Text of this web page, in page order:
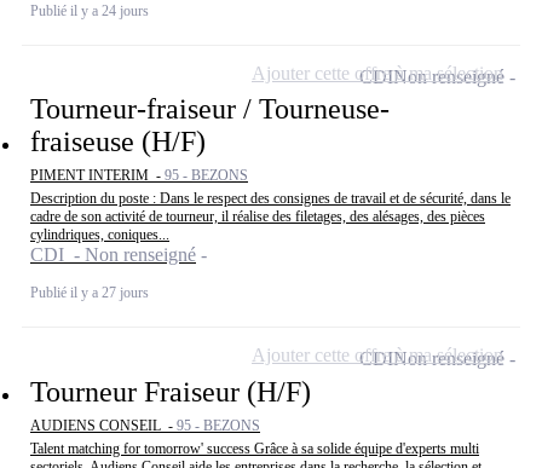
Publié il y a 24 jours
Tourneur-fraiseur / Tourneuse-
fraiseuse (H/F)
PIMENT INTERIM - 95 - BEZONS
Description du poste : Dans le respect des consignes de travail et de sécurité, dans le
cadre de son activité de tourneur, il réalise des filetages, des alésages, des pièces
cylindriques, coniques...
CDI - Non renseigné
Publié il y a 27 jours
CDINon renseigné
Ajouter cette offre à ma sélection
Tourneur Fraiseur (H/F)
AUDIENS CONSEIL - 95 - BEZONS
Talent matching for tomorrow' success Grâce à sa solide équipe d'experts multi
CDINon renseigné
Ajouter cette offre à ma sélection